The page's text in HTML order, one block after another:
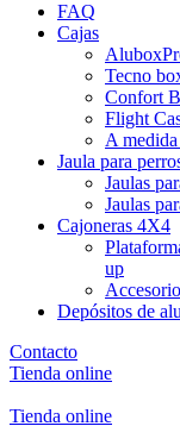
FAQ
Cajas
Tecno
Confort
Flight
A
Jaula para
Jaulas
Jaulas
Cajoneras 4X4
up
Depósitos de
Contacto
Tienda online
Tienda online